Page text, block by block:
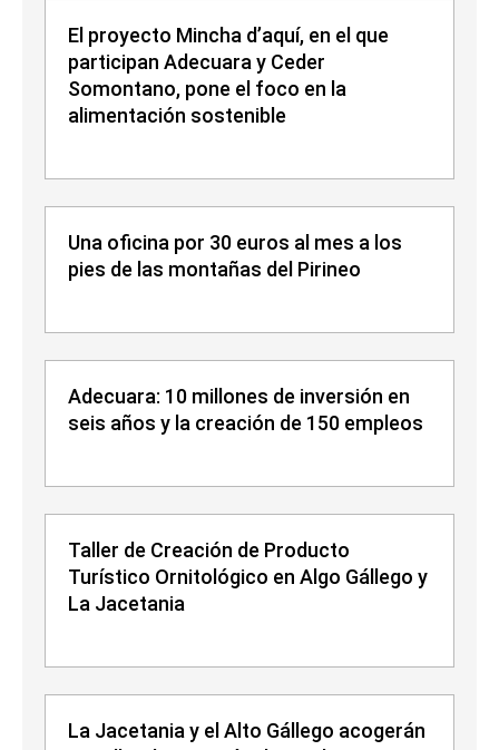
El proyecto Mincha d’aquí, en el que
participan Adecuara y Ceder
Somontano, pone el foco en la
alimentación sostenible
Una oficina por 30 euros al mes a los
pies de las montañas del Pirineo
Adecuara: 10 millones de inversión en
seis años y la creación de 150 empleos
Taller de Creación de Producto
Turístico Ornitológico en Algo Gállego y
La Jacetania
La Jacetania y el Alto Gállego acogerán